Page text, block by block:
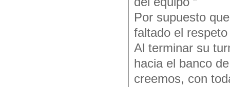
Por supuesto
faltado el
Al terminar su
hacia el banco
creemos, con